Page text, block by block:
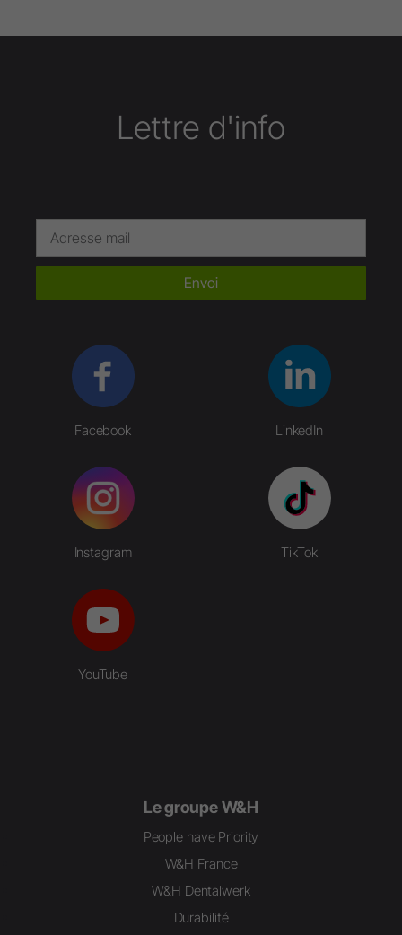
Lettre d'info
Envoi
Facebook LinkedIn
Instagram TikTok
YouTube
Le groupe W&H
People have Priority
W&H France
W&H Dentalwerk
Durabilité